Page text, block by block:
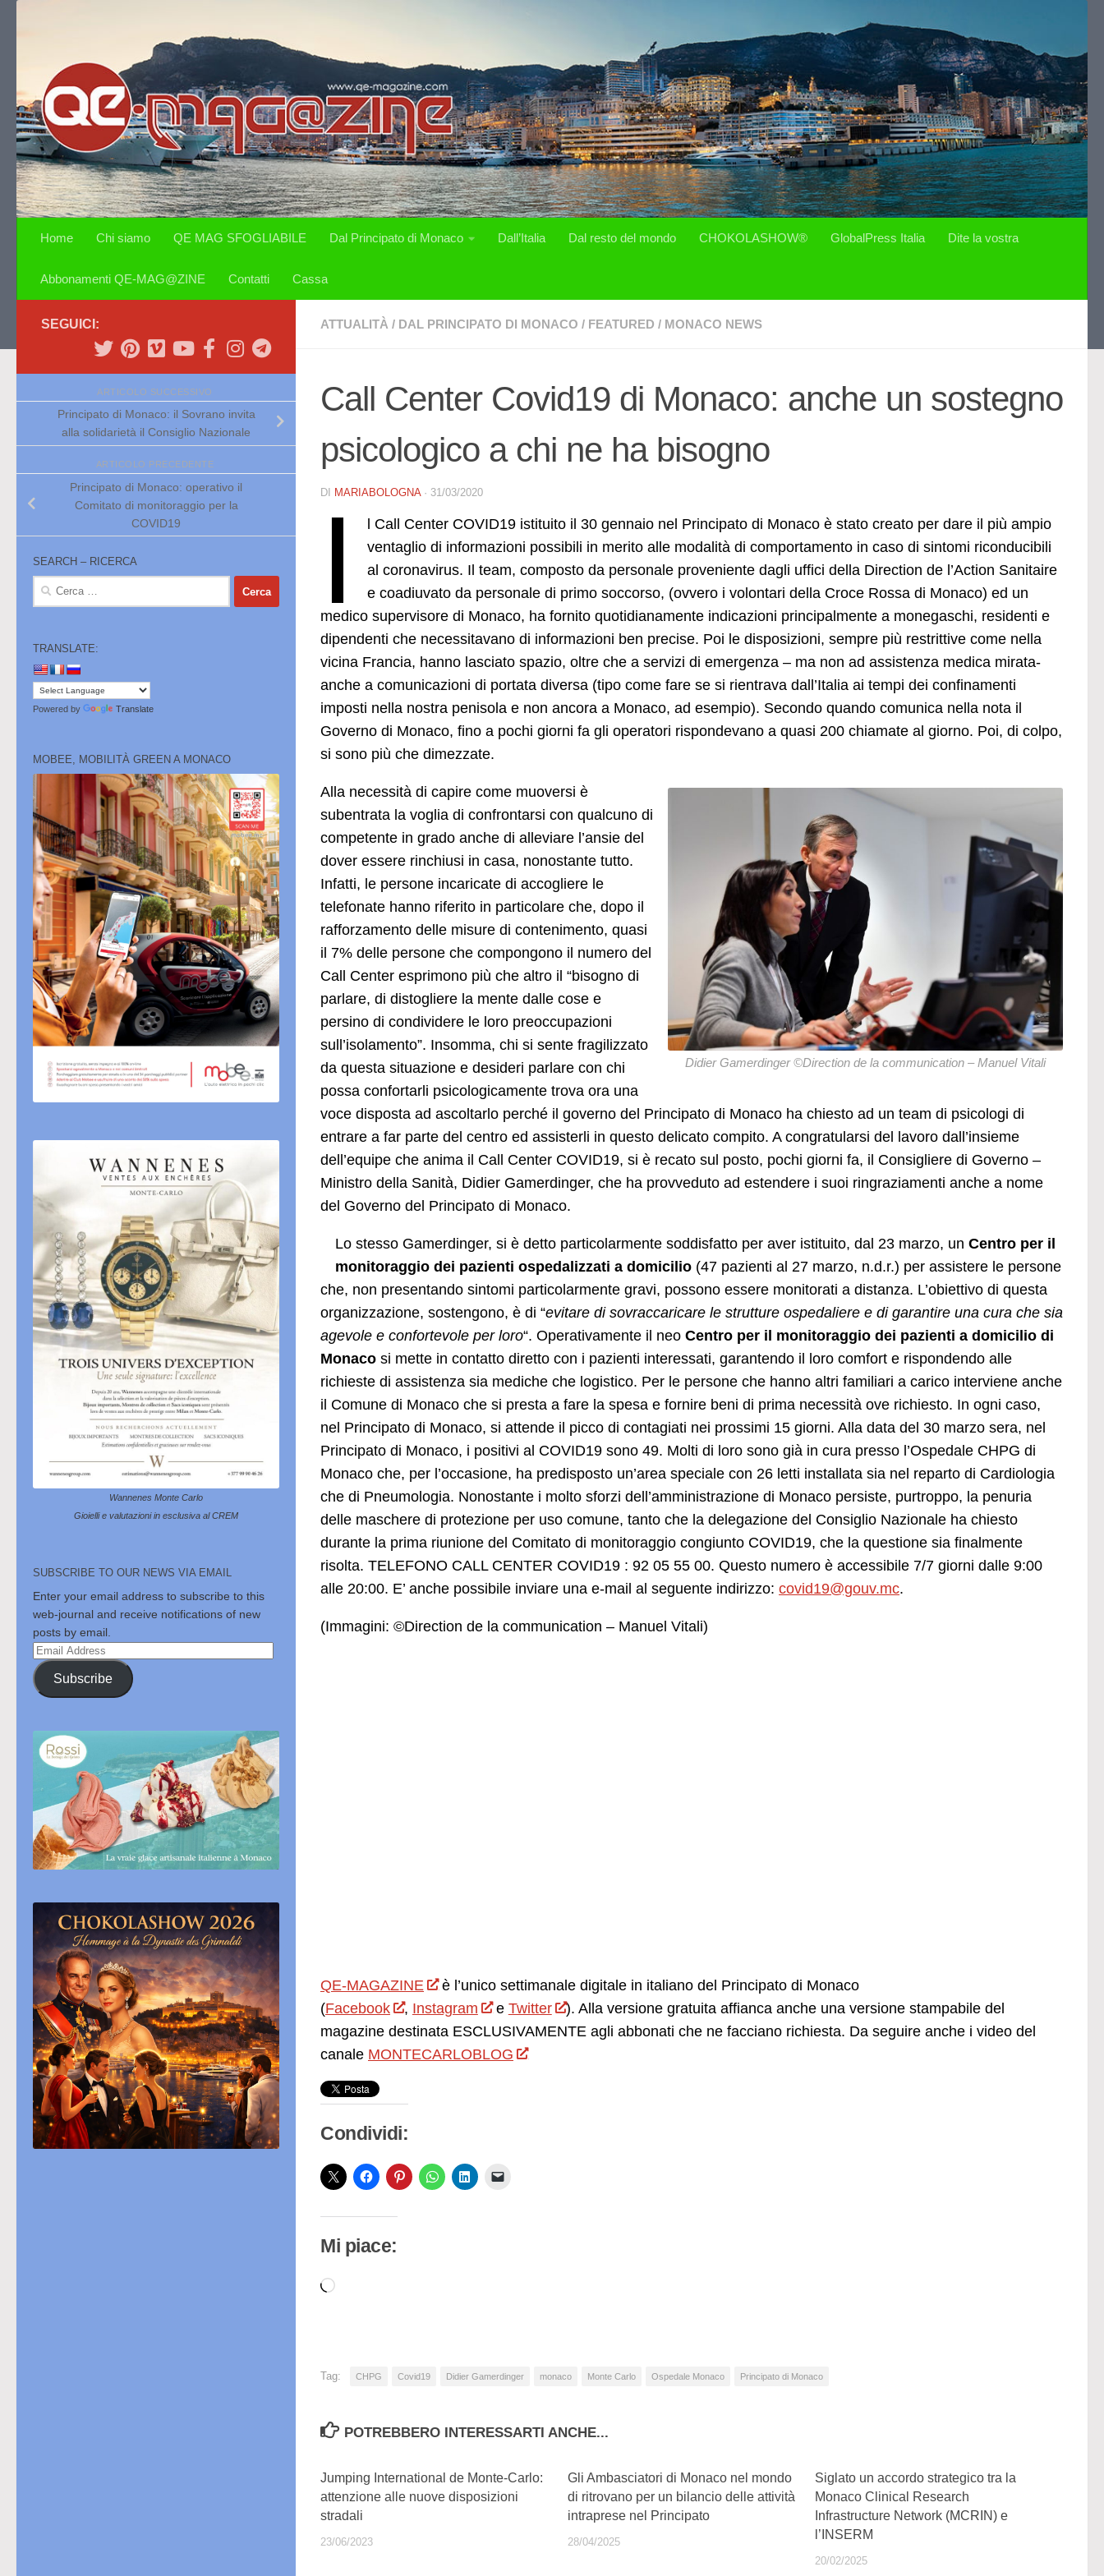
Home Chi siamo QE MAG SFOGLIABILE Dal Principato di Monaco Dall’Italia Dal resto del mondo CHOKOLASHOW® GlobalPress Italia Dite la vostra
Abbonamenti QE-MAG@ZINE Contatti Cassa
ATTUALITÀ / DAL PRINCIPATO DI MONACO / FEATURED / MONACO NEWS
Call Center Covid19 di Monaco: anche un sostegno
psicologico a chi ne ha bisogno
DI MARIABOLOGNA · 31/03/2020
I
l Call Center COVID19 istituito il 30 gennaio nel Principato di Monaco è stato creato per dare il più ampio
ventaglio di informazioni possibili in merito alle modalità di comportamento in caso di sintomi riconducibili
al coronavirus. Il team, composto da personale proveniente dagli uffici della Direction de l’Action Sanitaire
e coadiuvato da personale di primo soccorso, (ovvero i volontari della Croce Rossa di Monaco) ed un
medico supervisore di Monaco, ha fornito quotidianamente indicazioni principalmente a monegaschi, residenti e
dipendenti che necessitavano di informazioni ben precise. Poi le disposizioni, sempre più restrittive come nella
vicina Francia, hanno lasciato spazio, oltre che a servizi di emergenza – ma non ad assistenza medica mirata-
anche a comunicazioni di portata diversa (tipo come fare se si rientrava dall’Italia ai tempi dei confinamenti
imposti nella nostra penisola e non ancora a Monaco, ad esempio). Secondo quando comunica nella nota il
Governo di Monaco, fino a pochi giorni fa gli operatori rispondevano a quasi 200 chiamate al giorno. Poi, di colpo,
si sono più che dimezzate.
Didier Gamerdinger ©Direction de la communication – Manuel Vitali
Alla necessità di capire come muoversi è
subentrata la voglia di confrontarsi con qualcuno di
competente in grado anche di alleviare l’ansie del
dover essere rinchiusi in casa, nonostante tutto.
Infatti, le persone incaricate di accogliere le
telefonate hanno riferito in particolare che, dopo il
rafforzamento delle misure di contenimento, quasi
il 7% delle persone che compongono il numero del
Call Center esprimono più che altro il “bisogno di
parlare, di distogliere la mente dalle cose e
persino di condividere le loro preoccupazioni
sull’isolamento”. Insomma, chi si sente fragilizzato
da questa situazione e desideri parlare con chi
possa confortarli psicologicamente trova ora una
voce disposta ad ascoltarlo perché il governo del Principato di Monaco ha chiesto ad un team di psicologi di
entrare a far parte del centro ed assisterli in questo delicato compito. A congratularsi del lavoro dall’insieme
dell’equipe che anima il Call Center COVID19, si è recato sul posto, pochi giorni fa, il Consigliere di Governo –
Ministro della Sanità, Didier Gamerdinger, che ha provveduto ad estendere i suoi ringraziamenti anche a nome
del Governo del Principato di Monaco.
Lo stesso Gamerdinger, si è detto particolarmente soddisfatto per aver istituito, dal 23 marzo, un Centro per il
monitoraggio dei pazienti ospedalizzati a domicilio (47 pazienti al 27 marzo, n.d.r.) per assistere le persone
che, non presentando sintomi particolarmente gravi, possono essere monitorati a distanza. L’obiettivo di questa
organizzazione, sostengono, è di “evitare di sovraccaricare le strutture ospedaliere e di garantire una cura che sia
agevole e confortevole per loro“. Operativamente il neo Centro per il monitoraggio dei pazienti a domicilio di
Monaco si mette in contatto diretto con i pazienti interessati, garantendo il loro comfort e rispondendo alle
richieste di assistenza sia mediche che logistico. Per le persone che hanno altri familiari a carico interviene anche
il Comune di Monaco che si presta a fare la spesa e fornire beni di prima necessità ove richiesto. In ogni caso,
nel Principato di Monaco, si attende il picco di contagiati nei prossimi 15 giorni. Alla data del 30 marzo sera, nel
Principato di Monaco, i positivi al COVID19 sono 49. Molti di loro sono già in cura presso l’Ospedale CHPG di
Monaco che, per l’occasione, ha predisposto un’area speciale con 26 letti installata sia nel reparto di Cardiologia
che di Pneumologia. Nonostante i molto sforzi dell’amministrazione di Monaco persiste, purtroppo, la penuria
delle maschere di protezione per uso comune, tanto che la delegazione del Consiglio Nazionale ha chiesto
durante la prima riunione del Comitato di monitoraggio congiunto COVID19, che la questione sia finalmente
risolta. TELEFONO CALL CENTER COVID19 : 92 05 55 00. Questo numero è accessibile 7/7 giorni dalle 9:00
alle 20:00. E’ anche possibile inviare una e-mail al seguente indirizzo: covid19@gouv.mc.
(Immagini: ©Direction de la communication – Manuel Vitali)
QE-MAGAZINE
è l’unico settimanale digitale in italiano del Principato di Monaco
(Facebook , Instagram e Twitter
). Alla versione gratuita affianca anche una versione stampabile del
magazine destinata ESCLUSIVAMENTE agli abbonati che ne facciano richiesta. Da seguire anche i video del
canale MONTECARLOBLOG
Condividi:
Mi piace:
Caricamento
Tag: CHPG Covid19 Didier Gamerdinger monaco Monte Carlo Ospedale Monaco Principato di Monaco
POTREBBERO INTERESSARTI ANCHE...
Jumping International de Monte-Carlo:
attenzione alle nuove disposizioni
stradali
23/06/2023
Gli Ambasciatori di Monaco nel mondo
di ritrovano per un bilancio delle attività
intraprese nel Principato
28/04/2025
Siglato un accordo strategico tra la
Monaco Clinical Research
Infrastructure Network (MCRIN) e
l’INSERM
20/02/2025
SEGUICI:
ARTICOLO SUCCESSIVO
Principato di Monaco: il Sovrano invita
alla solidarietà il Consiglio Nazionale
ARTICOLO PRECEDENTE
Principato di Monaco: operativo il
Comitato di monitoraggio per la
COVID19
SEARCH – RICERCA
Ricerca
TRANSLATE:
Powered by Translate
MOBEE, MOBILITÀ GREEN A MONACO
Wannenes Monte Carlo
Gioielli e valutazioni in esclusiva al CREM
SUBSCRIBE TO OUR NEWS VIA EMAIL
Enter your email address to subscribe to this
web-journal and receive notifications of new
posts by email.
Email
Address
Subscribe